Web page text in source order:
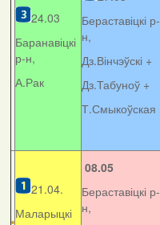
24.03
Баранавіцкі
р-н,
А.Рак
Бераставіцкі р-
н,
Дз.Вінчэўскі +
Дз.Табуноў +
Т.Смыкоўская
21.04.
Маларыцкі
08.05
Бераставіцкі р-
н,